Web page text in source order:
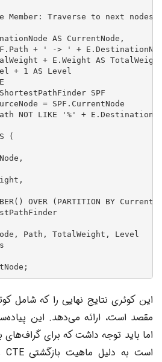
Traverse to next nodes
AS CurrentNode,
+ ' -> ' + E.DestinationNode
+ E.Weight AS
+ 1 AS Level
SPF
= SPF.CurrentNode
NOT LIKE '%' +
(
OVER (PARTITION BY
Path, TotalWeight, Level
این کوئری نتایج نهایی را که شامل
مقصد است، ارائه می‌دهد. این
اما باید توجه داشت که برای